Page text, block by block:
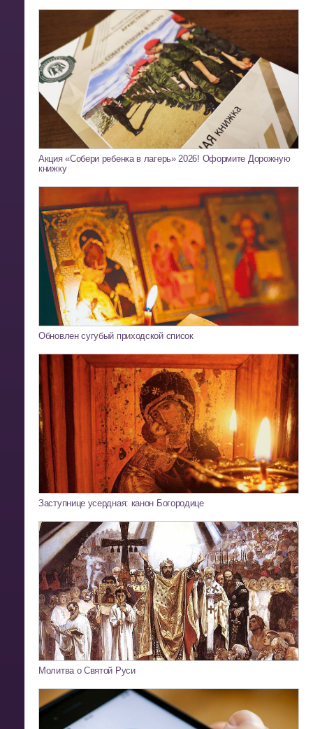
Акция «Собери ребенка в лагерь» 2026! Оформите Дорожную
книжку
Обновлен сугубый приходской список
Заступнице усердная: канон Богородице
Молитва о Святой Руси